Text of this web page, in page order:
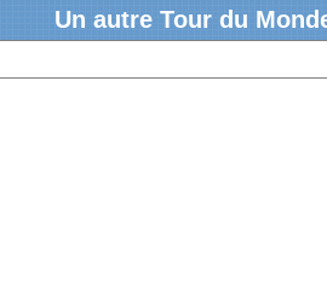
Un autre Tour du